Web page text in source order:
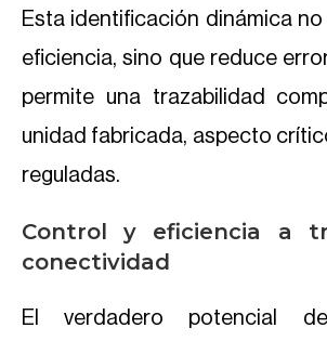
Esta identificación dinámica
eficiencia, sino que reduce
permite una trazabilidad
unidad fabricada, aspecto
reguladas.
Control y eficiencia a
conectividad
El verdadero potencial